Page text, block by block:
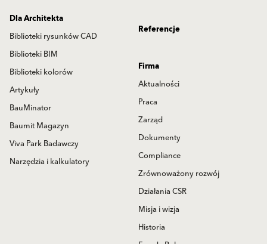
Dla Architekta
Biblioteki rysunków CAD
Biblioteki BIM
Biblioteki kolorów
Artykuły
BauMinator
Baumit Magazyn
Viva Park Badawczy
Narzędzia i kalkulatory
Referencje
Firma
Aktualności
Praca
Zarząd
Dokumenty
Compliance
Zrównoważony rozwój
Działania CSR
Misja i wizja
Historia